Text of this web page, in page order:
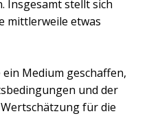
Insgesamt stellt sich
mittlerweile etwas
Medium geschaffen,
und der
für die